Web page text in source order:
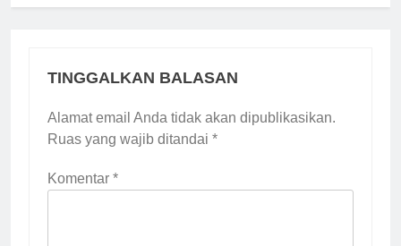
TINGGALKAN BALASAN
Alamat email Anda tidak akan dipublikasikan.
Ruas yang wajib ditandai *
Komentar *